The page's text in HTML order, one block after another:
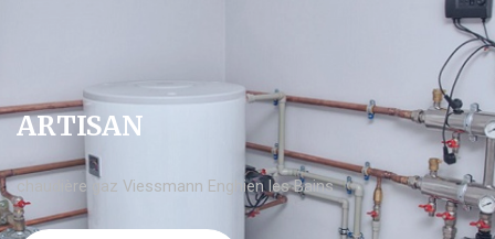
ARTISAN
chaudière gaz Viessmann Enghien les Bains